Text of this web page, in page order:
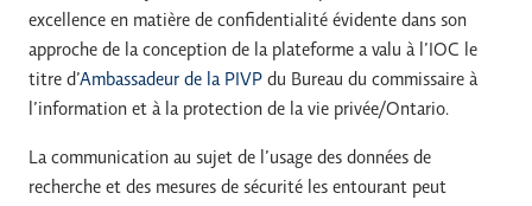
excellence en matière de confidentialité évidente dans son
approche de la conception de la plateforme a valu à l’IOC le
titre d’Ambassadeur de la PIVP du Bureau du commissaire à
l’information et à la protection de la vie privée/Ontario.
La communication au sujet de l’usage des données de
recherche et des mesures de sécurité les entourant peut